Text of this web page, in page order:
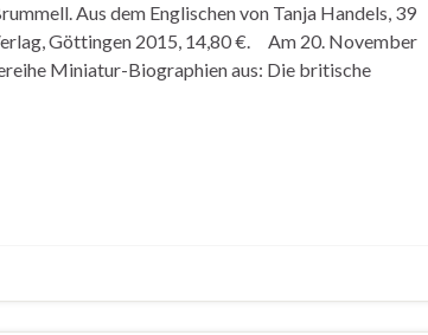
Aus dem Englischen von Tanja Handels, 39
Göttingen 2015, 14,80 €. Am 20. November
Miniatur-Biographien aus: Die britische